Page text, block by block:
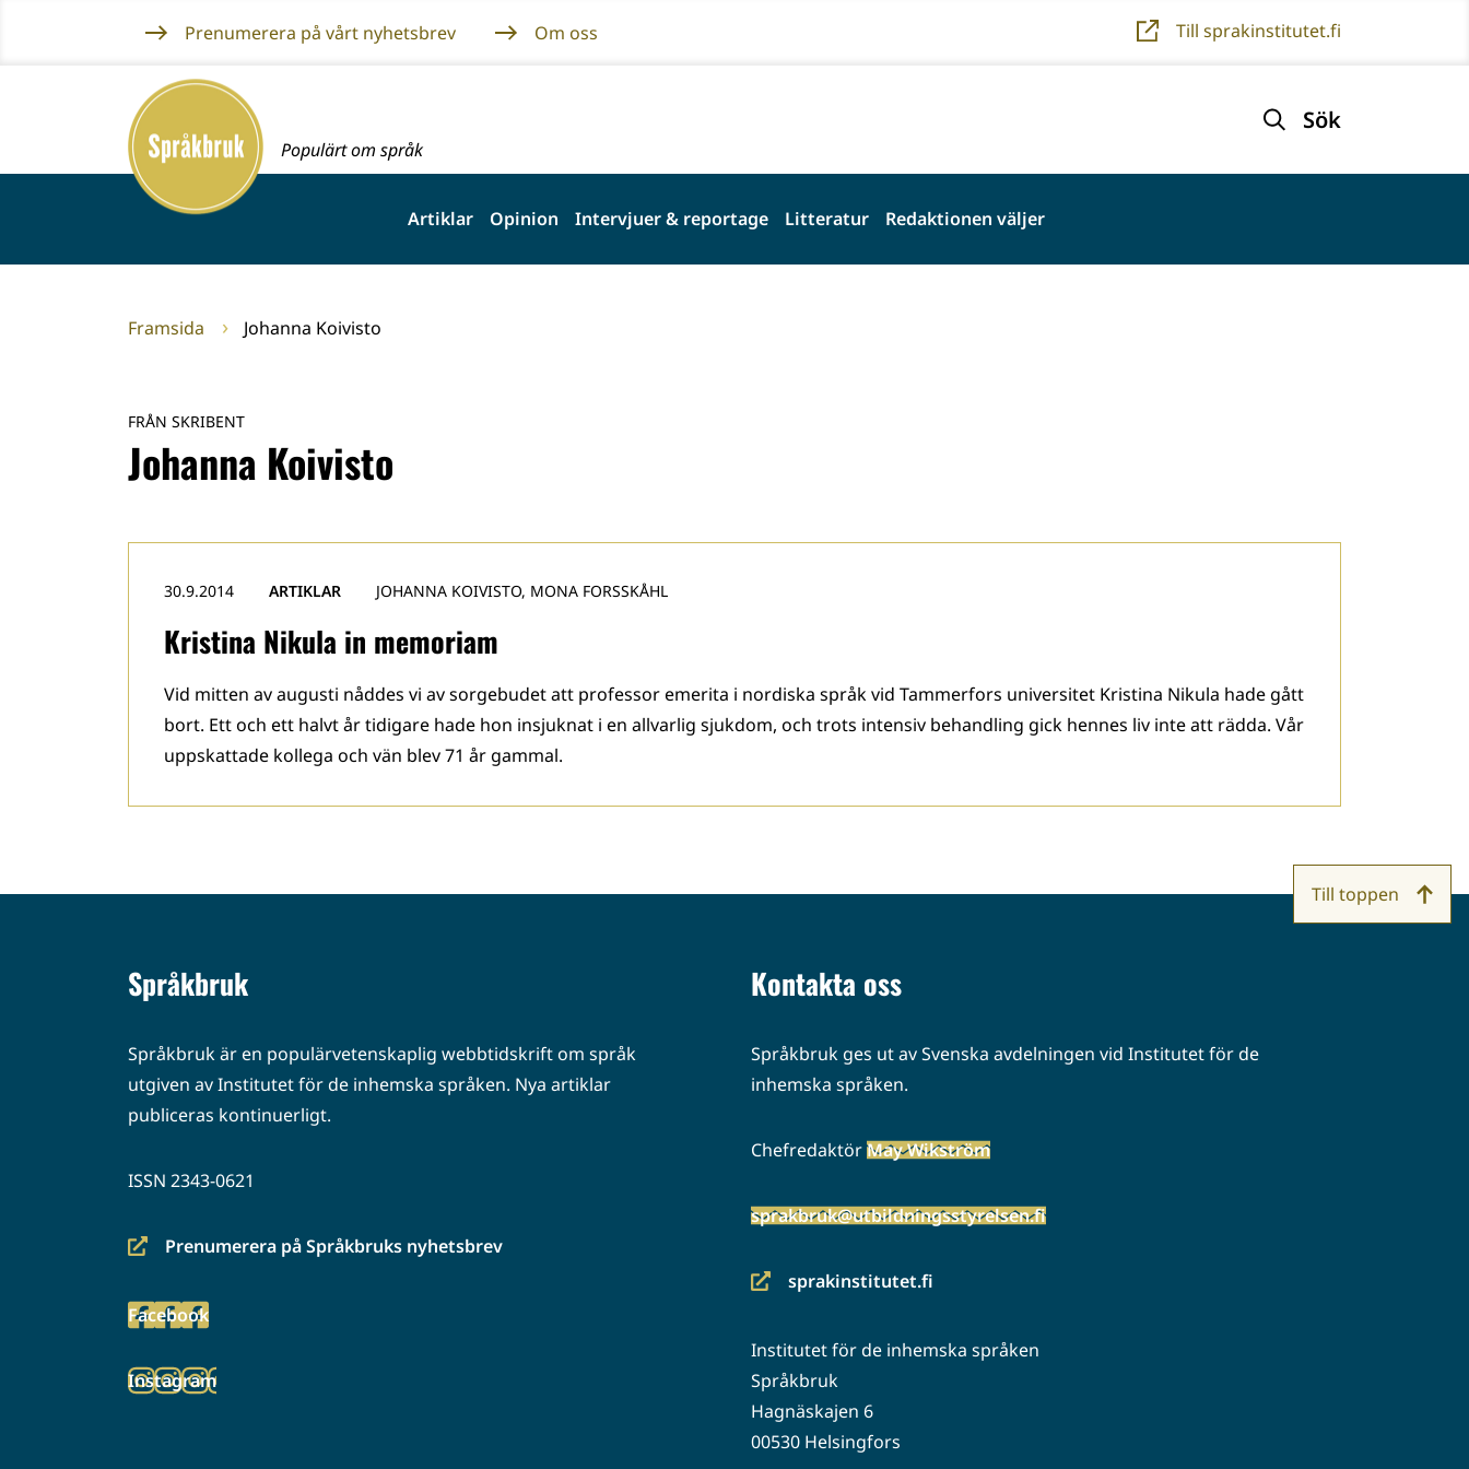
innehållet
Prenumerera på vårt nyhetsbrev Om oss Till sprakinstitutet.fi
Framsida
Populärt om språk
Sök
Artiklar Opinion Intervjuer & reportage Litteratur Redaktionen väljer
Framsida Johanna Koivisto
FRÅN SKRIBENT
Johanna Koivisto
Kristina Nikula in memoriam
30.9.2014 ARTIKLAR JOHANNA KOIVISTO, MONA FORSSKÅHL
Vid mitten av augusti nåddes vi av sorgebudet att professor emerita i nordiska språk vid Tammerfors universitet Kristina Nikula hade gått
bort. Ett och ett halvt år tidigare hade hon insjuknat i en allvarlig sjukdom, och trots intensiv behandling gick hennes liv inte att rädda. Vår
uppskattade kollega och vän blev 71 år gammal.
Språkbruk
Språkbruk är en populärvetenskaplig webbtidskrift om språk
utgiven av Institutet för de inhemska språken. Nya artiklar
publiceras kontinuerligt.
ISSN 2343-0621
Prenumerera på Språkbruks nyhetsbrev
(siirryt
palveluun)
Facebook
(siirryt
palveluun)
Instagram
(siirryt
Kontakta oss
Språkbruk ges ut av Svenska avdelningen vid Institutet för de
inhemska språken.
ChefredaktörMay Wikström
sprakbruk@utbildningsstyrelsen.fi
sprakinstitutet.fi
(siirryt
palveluun)
Institutet för de inhemska språken
Språkbruk
Hagnäskajen 6
00530 Helsingfors
Till toppen